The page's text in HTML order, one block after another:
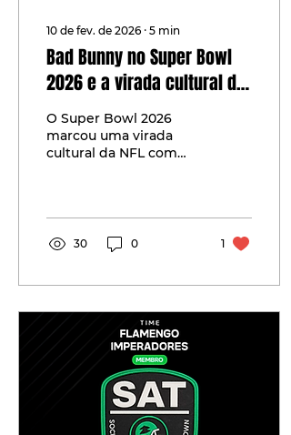
10 de fev. de 2026 ∙ 5 min
Bad Bunny no Super Bowl
2026 e a virada cultural da
NFL global
O Super Bowl 2026
marcou uma virada
cultural da NFL com
Brasil.
30 0 1